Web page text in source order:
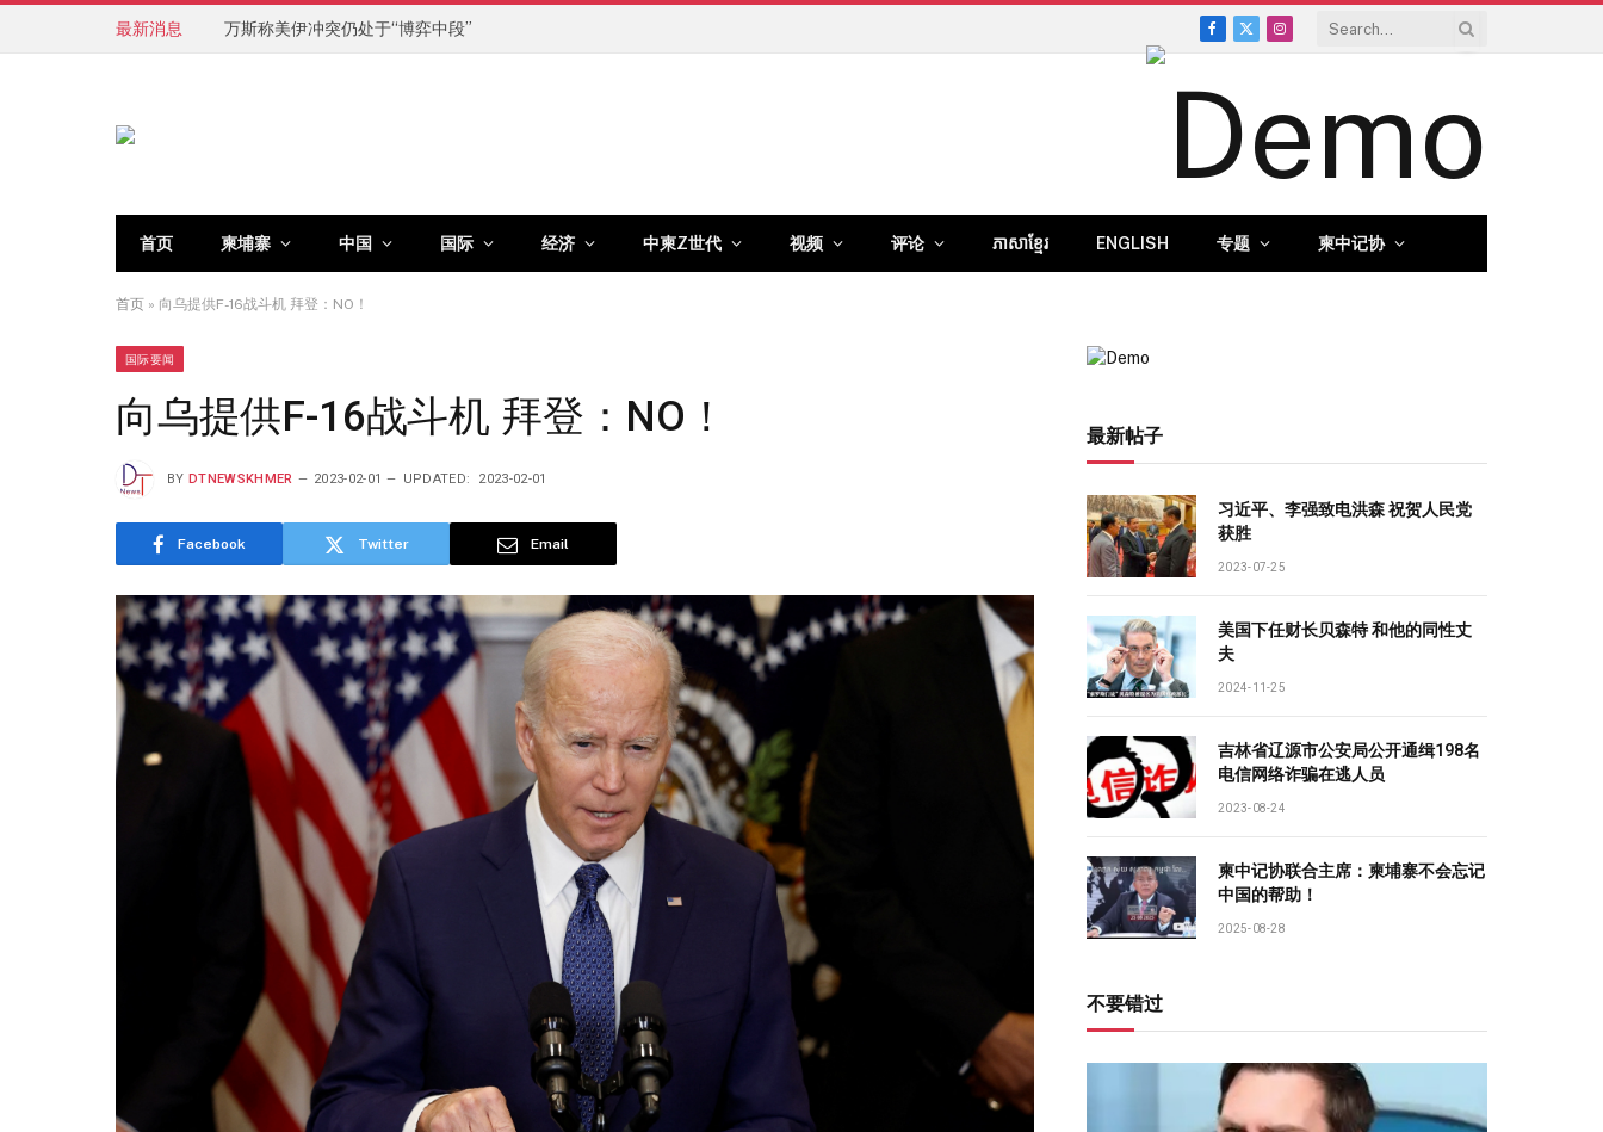
最新消息 万斯称美伊冲突仍处于“博弈中段”
Facebook
X
Instagram
首页 柬埔寨 中国 国际 经济 中柬Z世代 视频 评论 ភាសាខ្មែរ ENGLISH 专题 柬中记协
首页 » 向乌提供F-16战斗机 拜登：NO！
国际要闻
向乌提供F-16战斗机 拜登：NO！
BY DTNEWSKHMER 2023-02-01 UPDATED: 2023-02-01
Facebook Twitter Email
最新帖子
习近平、李强致电洪森 祝贺人民党
获胜
2023-07-25
美国下任财长贝森特 和他的同性丈
夫
2024-11-25
吉林省辽源市公安局公开通缉198名
电信网络诈骗在逃人员
2023-08-24
柬中记协联合主席：柬埔寨不会忘记
中国的帮助！
2025-08-28
不要错过